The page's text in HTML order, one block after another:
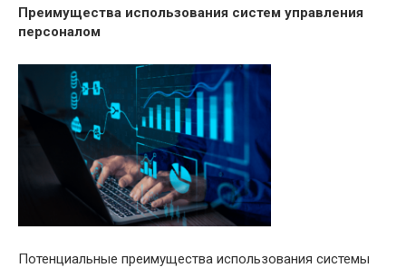
Преимущества использования систем управления
персоналом
Потенциальные преимущества использования системы